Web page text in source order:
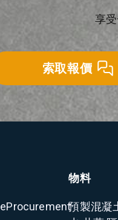
享
索取報價
eProcurement
物料
預製混凝